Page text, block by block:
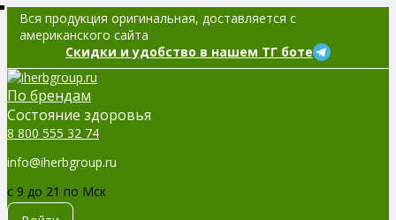
Вся продукция оригинальная, доставляется с
американского сайта
Скидки и удобство в нашем ТГ боте
По брендам
Cостояние здоровья
8 800 555 32 74
info@iherbgroup.ru
c 9 до 21 по Мск